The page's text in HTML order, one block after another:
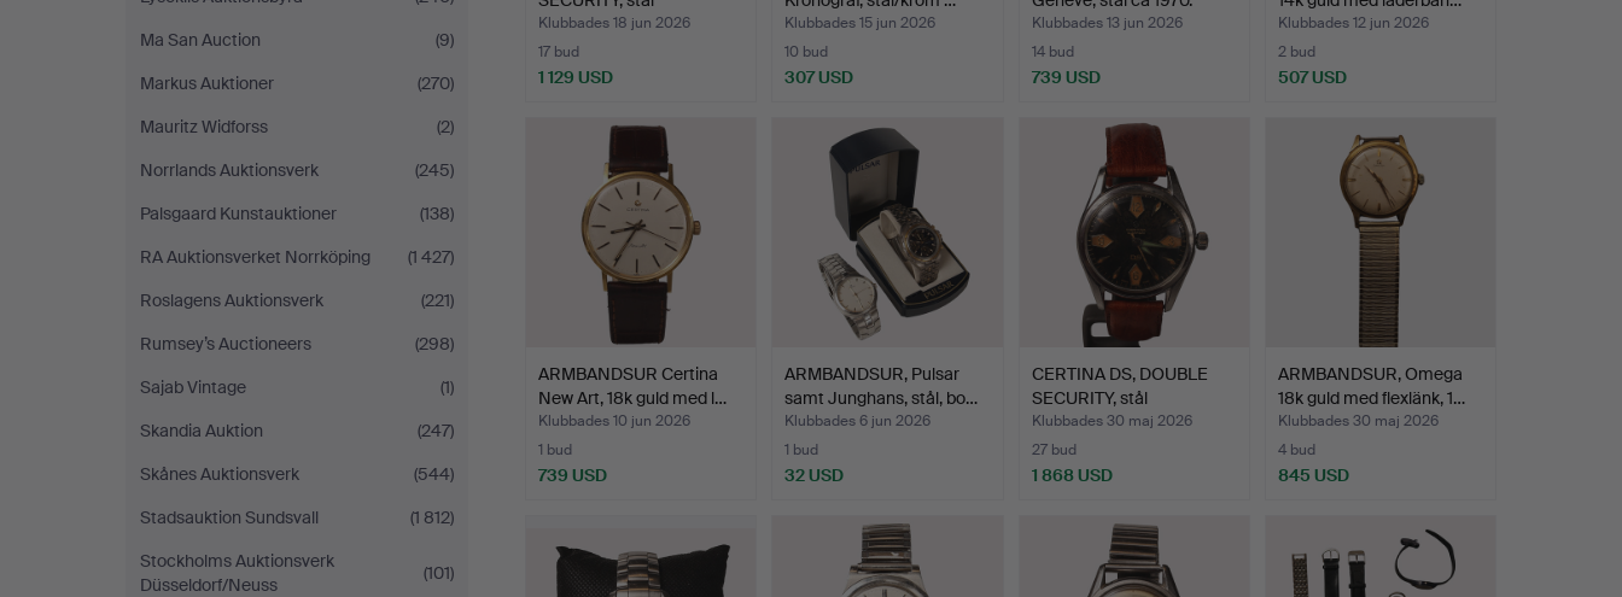
Ma San Auction
(9)
Markus Auktioner
(270)
Mauritz Widforss
(2)
Norrlands Auktionsverk
(245)
Palsgaard Kunstauktioner
(138)
RA Auktionsverket Norrköping
(1 427)
Roslagens Auktionsverk
(221)
Rumsey’s Auctioneers
(298)
Sajab Vintage
(1)
Skandia Auktion
(247)
Skånes Auktionsverk
(544)
Stadsauktion Sundsvall
(1 812)
Stockholms Auktionsverk
Düsseldorf/Neuss
(101)
"TROPICA…
Klubbades 18 jun 2026
17 bud
1 129 USD
Klubbades 15 jun 2026
10 bud
307 USD
Klubbades 13 jun 2026
14 bud
739 USD
Klubbades 12 jun 2026
2 bud
507 USD
ARMBANDSUR Certina
New Art, 18k guld med l…
Klubbades 10 jun 2026
1 bud
739 USD
ARMBANDSUR, Pulsar
samt Junghans, stål, bo…
Klubbades 6 jun 2026
1 bud
32 USD
CERTINA DS, DOUBLE
SECURITY, stål
"TROPICA…
Klubbades 30 maj 2026
27 bud
1 868 USD
ARMBANDSUR, Omega
18k guld med flexlänk, 1…
Klubbades 30 maj 2026
4 bud
845 USD